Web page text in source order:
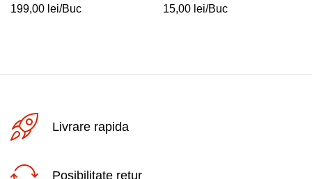
199,00 lei/Buc 15,00 lei/Buc
Livrare rapida
Posibilitate retur